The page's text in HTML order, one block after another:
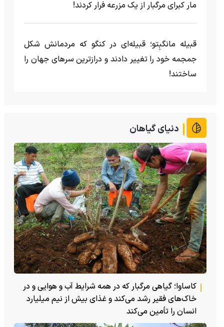
مار کبرای مرگبار از یک مزرعه‌ فرار کردند!
قبیله مانگبِتو؛ قبیله‌ای در کنگو که مردمانش شکل
جمجمه خود را تغییر دادند و درازترین سرهای جهان را
ساختند!
دنیای گیاهان
کاساوا؛ گیاهی مرگبار که در همه شرایط آب و هوایی و در
خاک‌های فقیر رشد می‌کند و غذای بیش از نیم میلیارد
انسان را تأمین می‌کند